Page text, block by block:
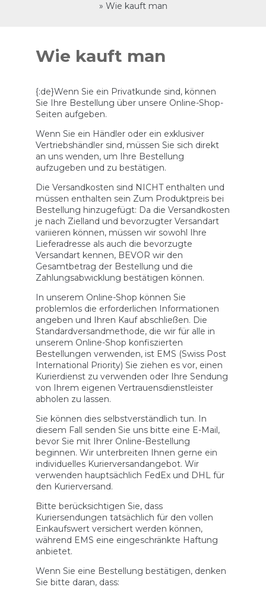
» Wie kauft man
contentWie kauft man
{:de}Wenn Sie ein Privatkunde sind, können
Sie Ihre Bestellung über unsere Online-Shop-
Seiten aufgeben.
Wenn Sie ein Händler oder ein exklusiver
Vertriebshändler sind, müssen Sie sich direkt
an uns wenden, um Ihre Bestellung
aufzugeben und zu bestätigen.
Die Versandkosten sind NICHT enthalten und
müssen enthalten sein Zum Produktpreis bei
Bestellung hinzugefügt: Da die Versandkosten
je nach Zielland und bevorzugter Versandart
variieren können, müssen wir sowohl Ihre
Lieferadresse als auch die bevorzugte
Versandart kennen, BEVOR wir den
Gesamtbetrag der Bestellung und die
Zahlungsabwicklung bestätigen können.
In unserem Online-Shop können Sie
problemlos die erforderlichen Informationen
angeben und Ihren Kauf abschließen. Die
Standardversandmethode, die wir für alle in
unserem Online-Shop konfiszierten
Bestellungen verwenden, ist EMS (Swiss Post
International Priority) Sie ziehen es vor, einen
Kurierdienst zu verwenden oder Ihre Sendung
von Ihrem eigenen Vertrauensdienstleister
abholen zu lassen.
Sie können dies selbstverständlich tun. In
diesem Fall senden Sie uns bitte eine E-Mail,
bevor Sie mit Ihrer Online-Bestellung
beginnen. Wir unterbreiten Ihnen gerne ein
individuelles Kurierversandangebot. Wir
verwenden hauptsächlich FedEx und DHL für
den Kurierversand.
Bitte berücksichtigen Sie, dass
Kuriersendungen tatsächlich für den vollen
Einkaufswert versichert werden können,
während EMS eine eingeschränkte Haftung
anbietet.
Wenn Sie eine Bestellung bestätigen, denken
Sie bitte daran, dass: